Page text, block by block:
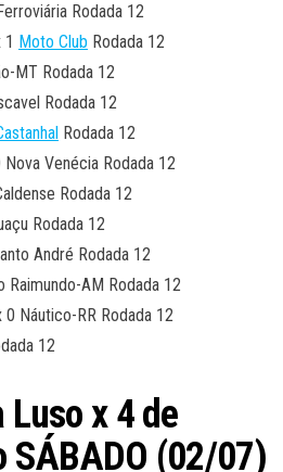
Rodada 12
1 Moto Club Rodada 12
MT Rodada 12
Rodada 12
Rodada 12
Nova Venécia Rodada 12
Rodada 12
Rodada 12
André Rodada 12
AM Rodada 12
0 Náutico-RR Rodada 12
12
x 4 de
SÁBADO (02/07)